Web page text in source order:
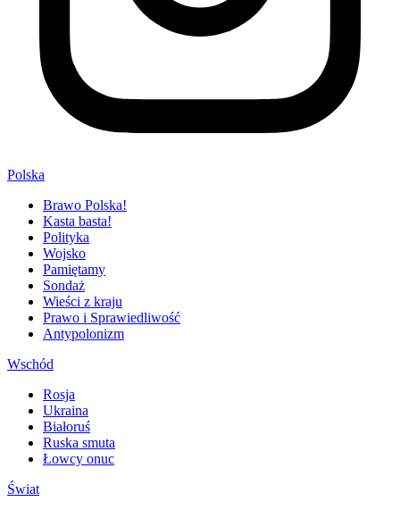
Polska
Brawo Polska!
Kasta basta!
Polityka
Wojsko
Pamiętamy
Sondaż
Wieści z kraju
Prawo i Sprawiedliwość
Antypolonizm
Wschód
Rosja
Ukraina
Białoruś
Ruska smuta
Łowcy onuc
Świat